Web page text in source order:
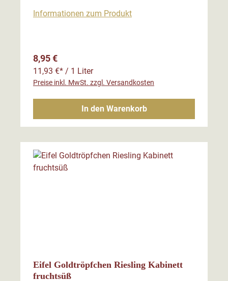
Informationen zum Produkt
Regulärer Preis:
8,95 €
11,93 €* / 1 Liter
Preise inkl. MwSt. zzgl. Versandkosten
In den Warenkorb
Eifel Goldtröpfchen Riesling Kabinett
fruchtsüß